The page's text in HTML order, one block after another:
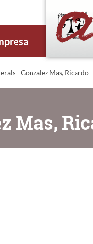
- Gonzalez Mas, Ricardo
Mas,